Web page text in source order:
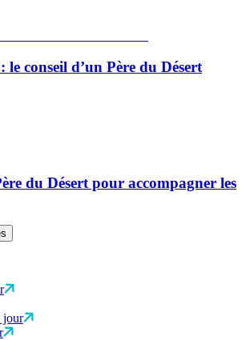
le conseil d’un Père du Désert
du Désert pour accompagner les
jour